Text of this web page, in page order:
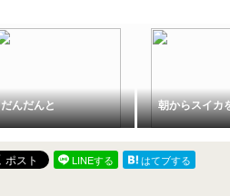
だんだんと 朝からスイカ
LINEする
はてブする